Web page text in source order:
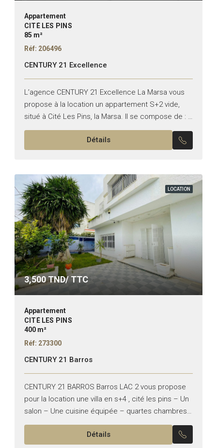
Appartement
CITÉ LES PINS
85 m²
Réf: 206496
CENTURY 21 Excellence
L’agence CENTURY 21 Excellence La Marsa vous
propose à la location un appartement S+2 vide,
situé à Cité Les Pins, la Marsa. Il se compose de : –
Un salon lumineux –...
Détails
LOCATION
3,500TND/ TTC
Appartement
CITÉ LES PINS
400 m²
Réf: 273300
CENTURY 21 Barros
CENTURY 21 BARROS Barros LAC 2 vous propose
pour la location une villa en s+4 , cité les pins – Un
salon – Une cuisine équipée – quartes chambres
– séjour –...
Détails